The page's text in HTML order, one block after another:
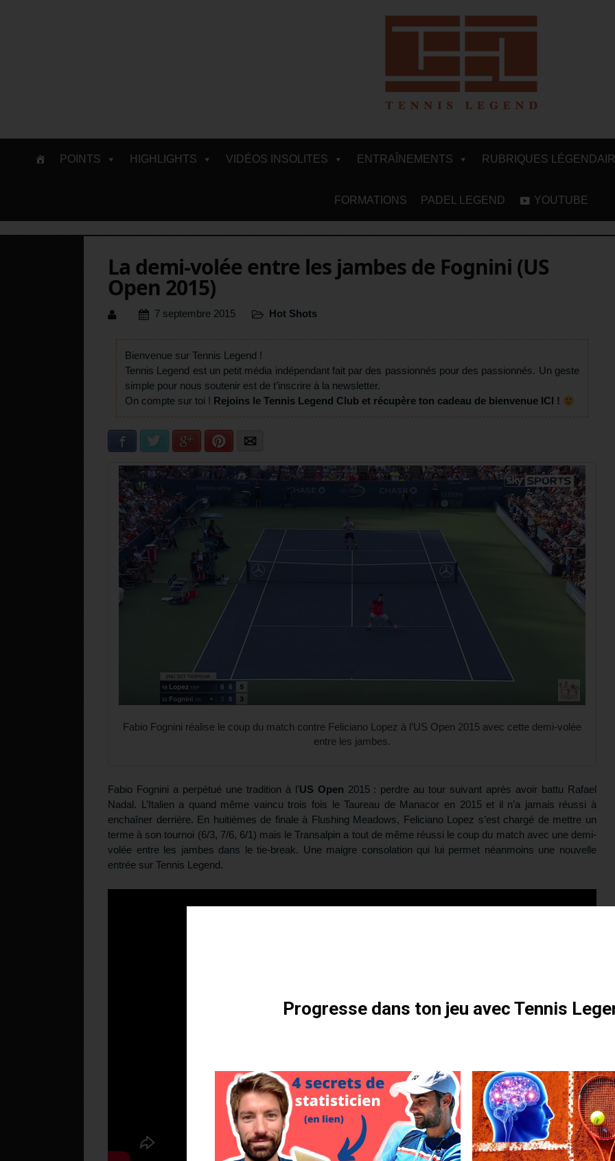
POINTS HIGHLIGHTS VIDÉOS INSOLITES ENTRAÎNEMENTS RUBRIQUES
FORMATIONS PADEL LEGEND YOUTUBE
La demi-volée entre les jambes de Fognini (US
Open 2015)
7 septembre 2015 Hot Shots
Bienvenue sur Tennis Legend !
Tennis Legend est un petit média indépendant fait par des passionnés pour des passionnés. Un geste
simple pour nous soutenir est de t’inscrire à la newsletter.
On compte sur toi ! Rejoins le Tennis Legend Club et récupère ton cadeau de bienvenue ICI !
Facebook Twitter Google+ Pinterest
Fabio Fognini réalise le coup du match contre Feliciano Lopez à l’US Open 2015 avec cette demi-volée
entre les jambes.
Fabio Fognini a perpétué une tradition à l’US Open 2015 : perdre au tour suivant après avoir battu Rafael
Nadal. L’Italien a quand même vaincu trois fois le Taureau de Manacor en 2015 et il n’a jamais réussi à
enchaîner derrière. En huitièmes de finale à Flushing Meadows, Feliciano Lopez s’est chargé de mettre un
terme à son tournoi (6/3, 7/6, 6/1) mais le Transalpin a tout de même réussi le coup du match avec une demi-
volée entre les jambes dans le tie-break. Une maigre consolation qui lui permet néanmoins une nouvelle
entrée sur Tennis Legend.
Progresse dans ton jeu avec Tennis